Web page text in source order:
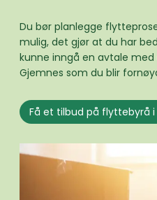
Du bør planlegge
mulig, det gjør at du har
kunne inngå en avtale
Gjemnes som du blir
Få et tilbud på flyttebyrå i